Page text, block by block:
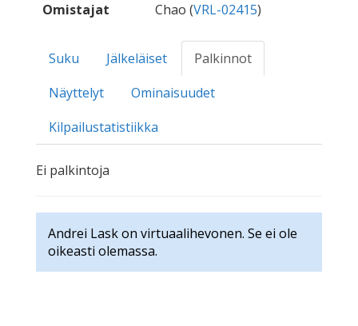
Omistajat
Chao (VRL-02415)
Suku Jälkeläiset
Palkinnot
Näyttelyt
Ominaisuudet
Kilpailustatistiikka
Ei palkintoja
Andrei Lask on virtuaalihevonen. Se ei ole
oikeasti olemassa.